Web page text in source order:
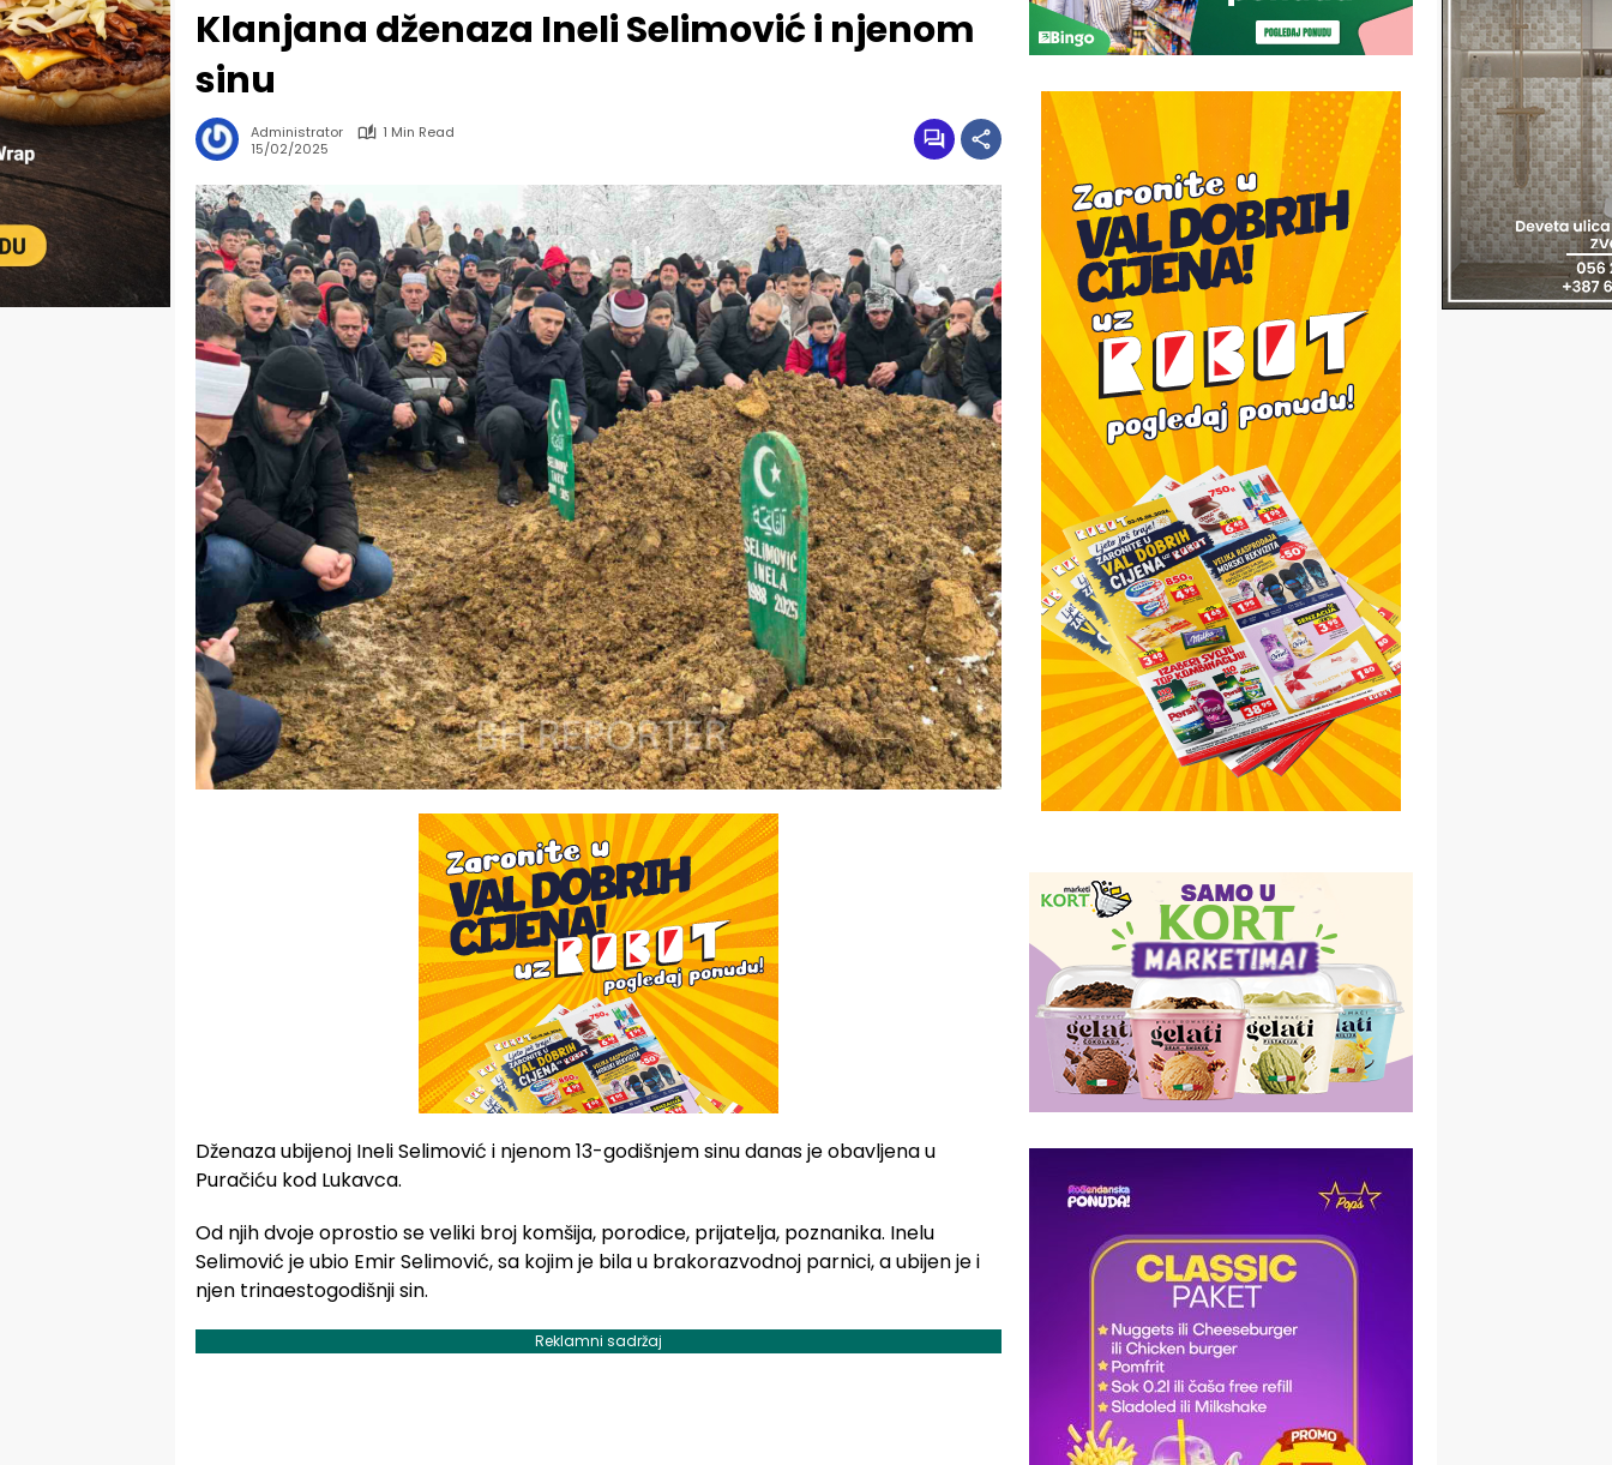
Klanjana dženaza Ineli Selimović i njenom
sinu
Administrator
1 Min Read
15/02/2025
Dženaza ubijenoj Ineli Selimović i njenom 13-godišnjem sinu danas je obavljena u
Puračiću kod Lukavca.
Od njih dvoje oprostio se veliki broj komšija, porodice, prijatelja, poznanika. Inelu
Selimović je ubio Emir Selimović, sa kojim je bila u brakorazvodnoj parnici, a ubijen je i
njen trinaestogodišnji sin.
Reklamni sadržaj